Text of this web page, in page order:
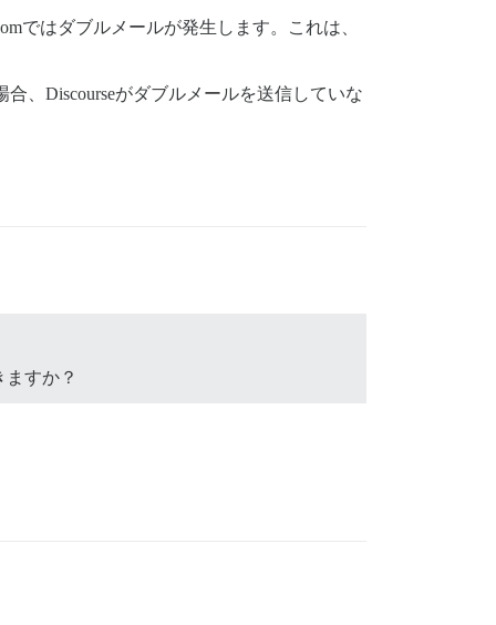
ではダブルメールが発生します。これは、
、Discourseがダブルメールを送信していな
すか？